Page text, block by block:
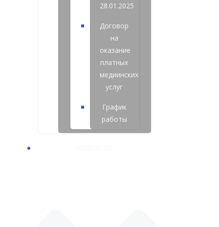
28.01.2025
Договор
на
оказание
платных
медиинских
услуг
График
работы